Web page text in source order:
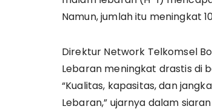
Namun, jumlah itu meningkat
Direktur Network Telkomsel
Lebaran meningkat drastis di
“Kualitas, kapasitas, dan
Lebaran,” ujarnya dalam